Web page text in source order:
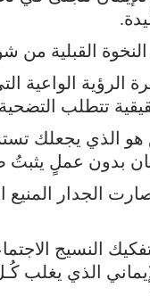
القبلية من
الرؤية الواعية
تتطلب
هو الذي يجعلك
بدون عملٍ
الجدار
النسيج
الذي يغلب